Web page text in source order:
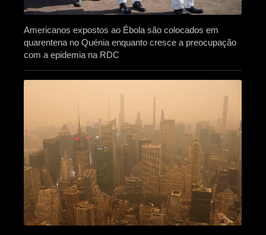
Americanos expostos ao Ébola são colocados em
quarentena no Quénia enquanto cresce a preocupação
com a epidemia na RDC